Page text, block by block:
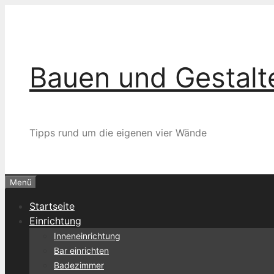
Bauen und
Tipps rund um die eigenen vier Wände
Menü
Startseite
Einrichtung
Inneneinrichtung
Bar einrichten
Badezimmer